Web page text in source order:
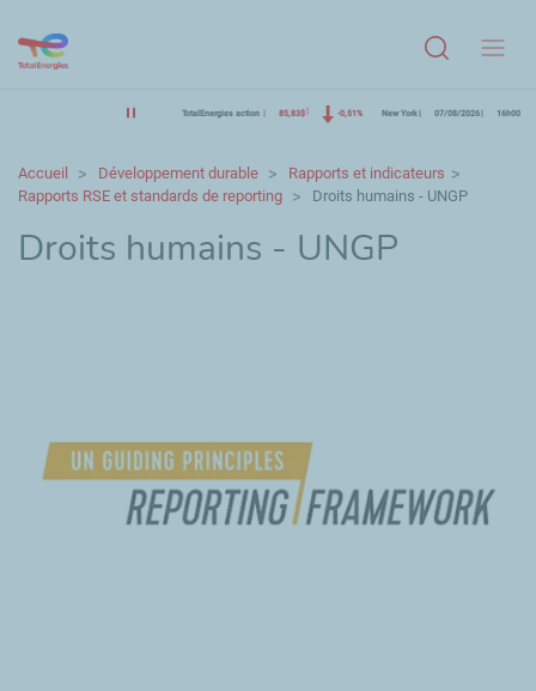
TotalEnergies action 85,83$ -0,51% New York 07/08/2026 16h00
Accueil Développement durable
Rapports et indicateurs
Rapports RSE et standards de reporting
Droits humains - UNGP
Droits humains - UNGP